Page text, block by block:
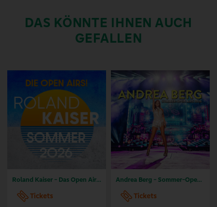
DAS KÖNNTE IHNEN AUCH
GEFALLEN
Roland Kaiser - Das Open Air 2026!
Tickets
Andrea Berg - Sommer-Open Airs 2026
Tickets